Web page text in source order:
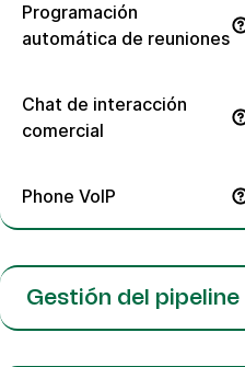
Programación
automática de reuniones
Chat de interacción
comercial
Phone VoIP
Haz llamadas
Gestión del pipeline